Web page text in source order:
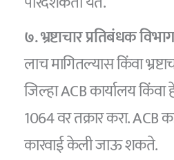
७. भ्रष्टाचार प्रतिबंधक
लाच मागितल्यास किंवा
जिल्हा ACB कार्यालय
1064 वर तक्रार करा. ACB
कारवाई केली जाऊ शकते.